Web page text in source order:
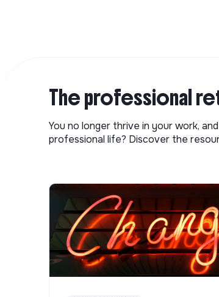
The professional
You no longer thrive in your work,
professional life? Discover the